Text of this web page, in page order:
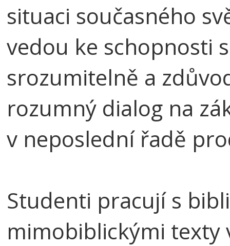
situaci současného
vedou ke schopnosti
srozumitelně a
rozumný dialog na
v neposlední řadě
Studenti pracují s
mimobiblickými texty